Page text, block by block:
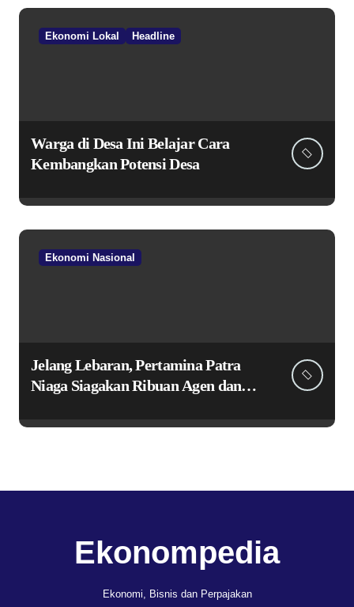
Ekonomi Lokal Headline
Warga di Desa Ini Belajar Cara
Kembangkan Potensi Desa
Ekonomi Nasional
Jelang Lebaran, Pertamina Patra
Niaga Siagakan Ribuan Agen dan
Ekonompedia
Ekonomi, Bisnis dan Perpajakan